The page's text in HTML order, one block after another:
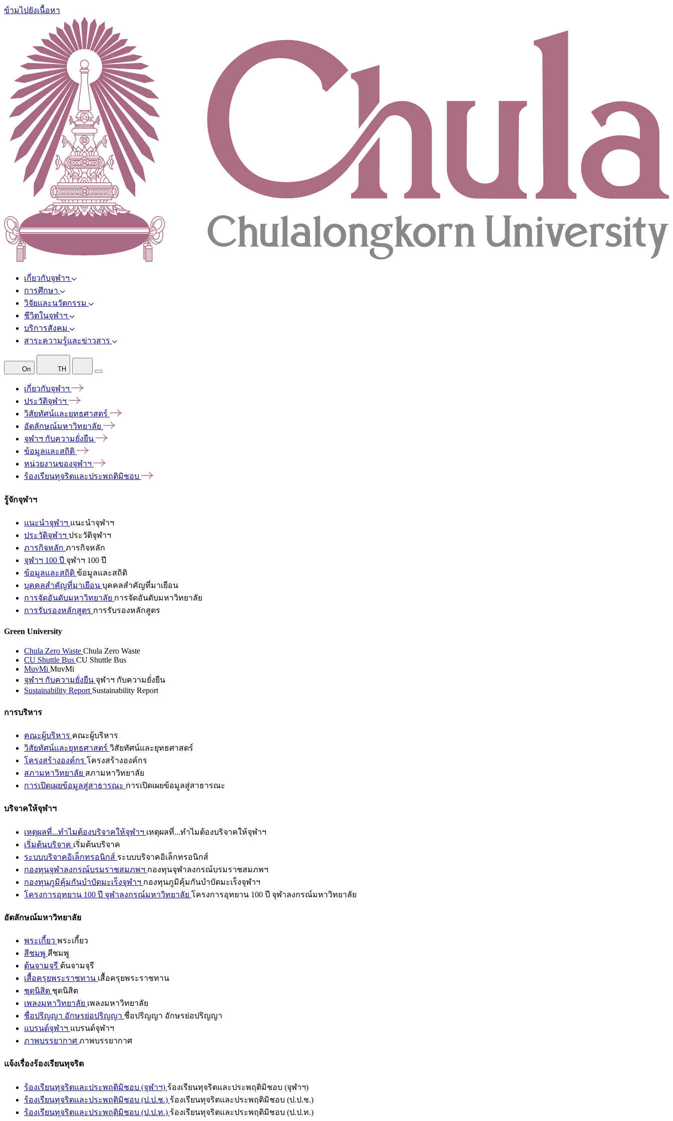
ข้ามไปยังเนื้อหา
เกี่ยวกับจุฬาฯ
การศึกษา
วิจัยและนวัตกรรม
ชีวิตในจุฬาฯ
บริการสังคม
สาระความรู้และข่าวสาร
On TH
เกี่ยวกับจุฬาฯ
ประวัติจุฬาฯ
วิสัยทัศน์และยุทธศาสตร์
อัตลักษณ์มหาวิทยาลัย
จุฬาฯ กับความยั่งยืน
ข้อมูลและสถิติ
หน่วยงานของจุฬาฯ
ร้องเรียนทุจริตและประพฤติมิชอบ
รู้จักจุฬาฯ
แนะนำจุฬาฯ แนะนำจุฬาฯ
ประวัติจุฬาฯ ประวัติจุฬาฯ
ภารกิจหลัก ภารกิจหลัก
จุฬาฯ 100 ปี จุฬาฯ 100 ปี
ข้อมูลและสถิติ ข้อมูลและสถิติ
บุคคลสำคัญที่มาเยือน บุคคลสำคัญที่มาเยือน
การจัดอันดับมหาวิทยาลัย การจัดอันดับมหาวิทยาลัย
การรับรองหลักสูตร การรับรองหลักสูตร
Green University
Chula Zero Waste Chula Zero Waste
CU Shuttle Bus CU Shuttle Bus
MuvMi MuvMi
จุฬาฯ กับความยั่งยืน จุฬาฯ กับความยั่งยืน
Sustainability Report Sustainability Report
การบริหาร
คณะผู้บริหาร คณะผู้บริหาร
วิสัยทัศน์และยุทธศาสตร์ วิสัยทัศน์และยุทธศาสตร์
โครงสร้างองค์กร โครงสร้างองค์กร
สภามหาวิทยาลัย สภามหาวิทยาลัย
การเปิดเผยข้อมูลสู่สาธารณะ การเปิดเผยข้อมูลสู่สาธารณะ
บริจาคให้จุฬาฯ
เหตุผลที่...ทำไมต้องบริจาคให้จุฬาฯ เหตุผลที่...ทำไมต้องบริจาคให้จุฬาฯ
เริ่มต้นบริจาค เริ่มต้นบริจาค
ระบบบริจาคอิเล็กทรอนิกส์ ระบบบริจาคอิเล็กทรอนิกส์
กองทุนจุฬาลงกรณ์บรมราชสมภพฯ กองทุนจุฬาลงกรณ์บรมราชสมภพฯ
กองทุนภูมิคุ้มกันบำบัดมะเร็งจุฬาฯ กองทุนภูมิคุ้มกันบำบัดมะเร็งจุฬาฯ
โครงการอุทยาน 100 ปี จุฬาลงกรณ์มหาวิทยาลัย โครงการอุทยาน 100 ปี จุฬาลงกรณ์มหาวิทยาลัย
อัตลักษณ์มหาวิทยาลัย
พระเกี้ยว พระเกี้ยว
สีชมพู สีชมพู
ต้นจามจุรี ต้นจามจุรี
เสื้อครุยพระราชทาน เสื้อครุยพระราชทาน
ชุดนิสิต ชุดนิสิต
เพลงมหาวิทยาลัย เพลงมหาวิทยาลัย
ชื่อปริญญา อักษรย่อปริญญา ชื่อปริญญา อักษรย่อปริญญา
แบรนด์จุฬาฯ แบรนด์จุฬาฯ
ภาพบรรยากาศ ภาพบรรยากาศ
แจ้งเรื่องร้องเรียนทุจริต
ร้องเรียนทุจริตและประพฤติมิชอบ (จุฬาฯ) ร้องเรียนทุจริตและประพฤติมิชอบ (จุฬาฯ)
ร้องเรียนทุจริตและประพฤติมิชอบ (ป.ป.ช.) ร้องเรียนทุจริตและประพฤติมิชอบ (ป.ป.ช.)
ร้องเรียนทุจริตและประพฤติมิชอบ (ป.ป.ท.) ร้องเรียนทุจริตและประพฤติมิชอบ (ป.ป.ท.)